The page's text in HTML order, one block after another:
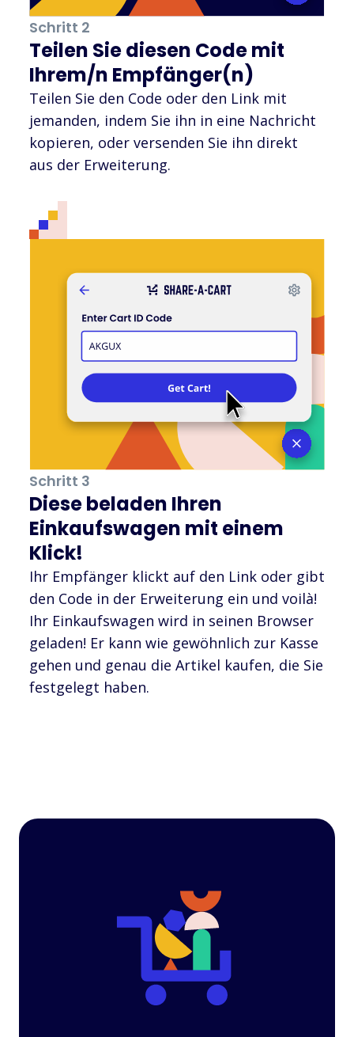
Schritt 2
Teilen Sie diesen Code mit
Ihrem/n Empfänger(n)
Teilen Sie den Code oder den Link mit
jemanden, indem Sie ihn in eine Nachricht
kopieren, oder versenden Sie ihn direkt
aus der Erweiterung.
Schritt 3
Diese beladen Ihren
Einkaufswagen mit einem
Klick!
Ihr Empfänger klickt auf den Link oder gibt
den Code in der Erweiterung ein und voilà!
Ihr Einkaufswagen wird in seinen Browser
geladen! Er kann wie gewöhnlich zur Kasse
gehen und genau die Artikel kaufen, die Sie
festgelegt haben.